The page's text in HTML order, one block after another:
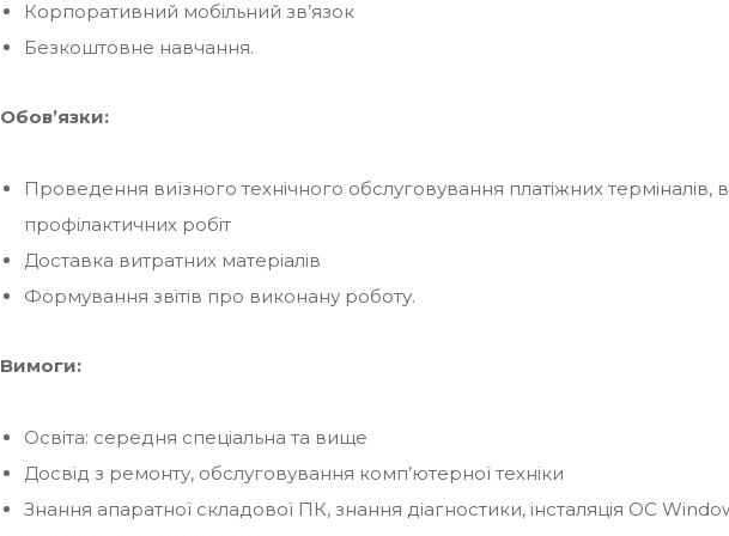
Корпоративний мобільний зв’язок
Безкоштовне навчання.
Обов’язки:
Проведення виїзного технічного обслуговування платіжних терміналів,
профілактичних робіт
Доставка витратних матеріалів
Формування звітів про виконану роботу.
Вимоги:
Освіта: середня спеціальна та вище
Досвід з ремонту, обслуговування комп’ютерної техніки
Знання апаратної складової ПК, знання діагностики, інсталяція ОС